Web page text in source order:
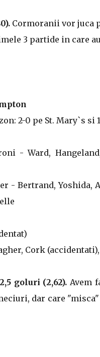
Cormoranii vor juca
3 partide in care
2-0 pe St. Mary`s
- Ward,
- Bertrand,
Cork
goluri (2,62). Avem
dar care